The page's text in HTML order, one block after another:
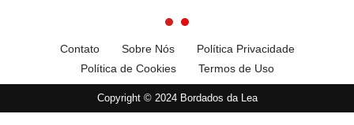
Contato Sobre Nós
Política Privacidade
Política de Cookies
Termos de Uso
Copyright © 2024 Bordados da Lea